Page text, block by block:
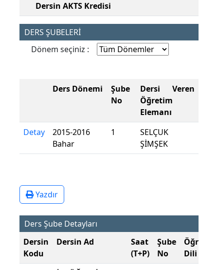
Dersin AKTS Kredisi
DERS ŞUBELERİ
Dönem seçiniz :
Ders Dönemi
Şube
No
Dersi Veren
Öğretim
Elemanı
Detay
2015-2016
Bahar
1
SELÇUK
ŞİMŞEK
Yazdır
Ders Şube Detayları
Dersin
Kodu
Dersin Ad
Saat
(T+P)
Şube
No
Öğretim
Dili